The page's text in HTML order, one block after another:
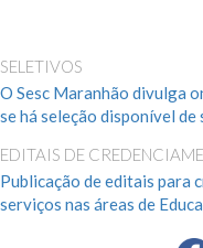
SELETIVOS
O Sesc Maranhão divulga
se há seleção disponível de
EDITAIS DE
Publicação de editais para
serviços nas áreas de